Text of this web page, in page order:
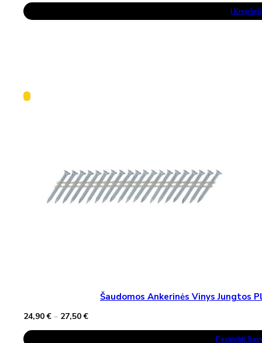
Į Krepšelį
Šaudomos Ankerinės Vinys Jungtos
24,90€ – 27,50€Price
Pasirinkti
This